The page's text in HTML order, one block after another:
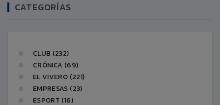
CATEGORÍAS
CLUB (232)
CRÓNICA (69)
EL VIVERO (221)
EMPRESAS (23)
ESPORT (16)